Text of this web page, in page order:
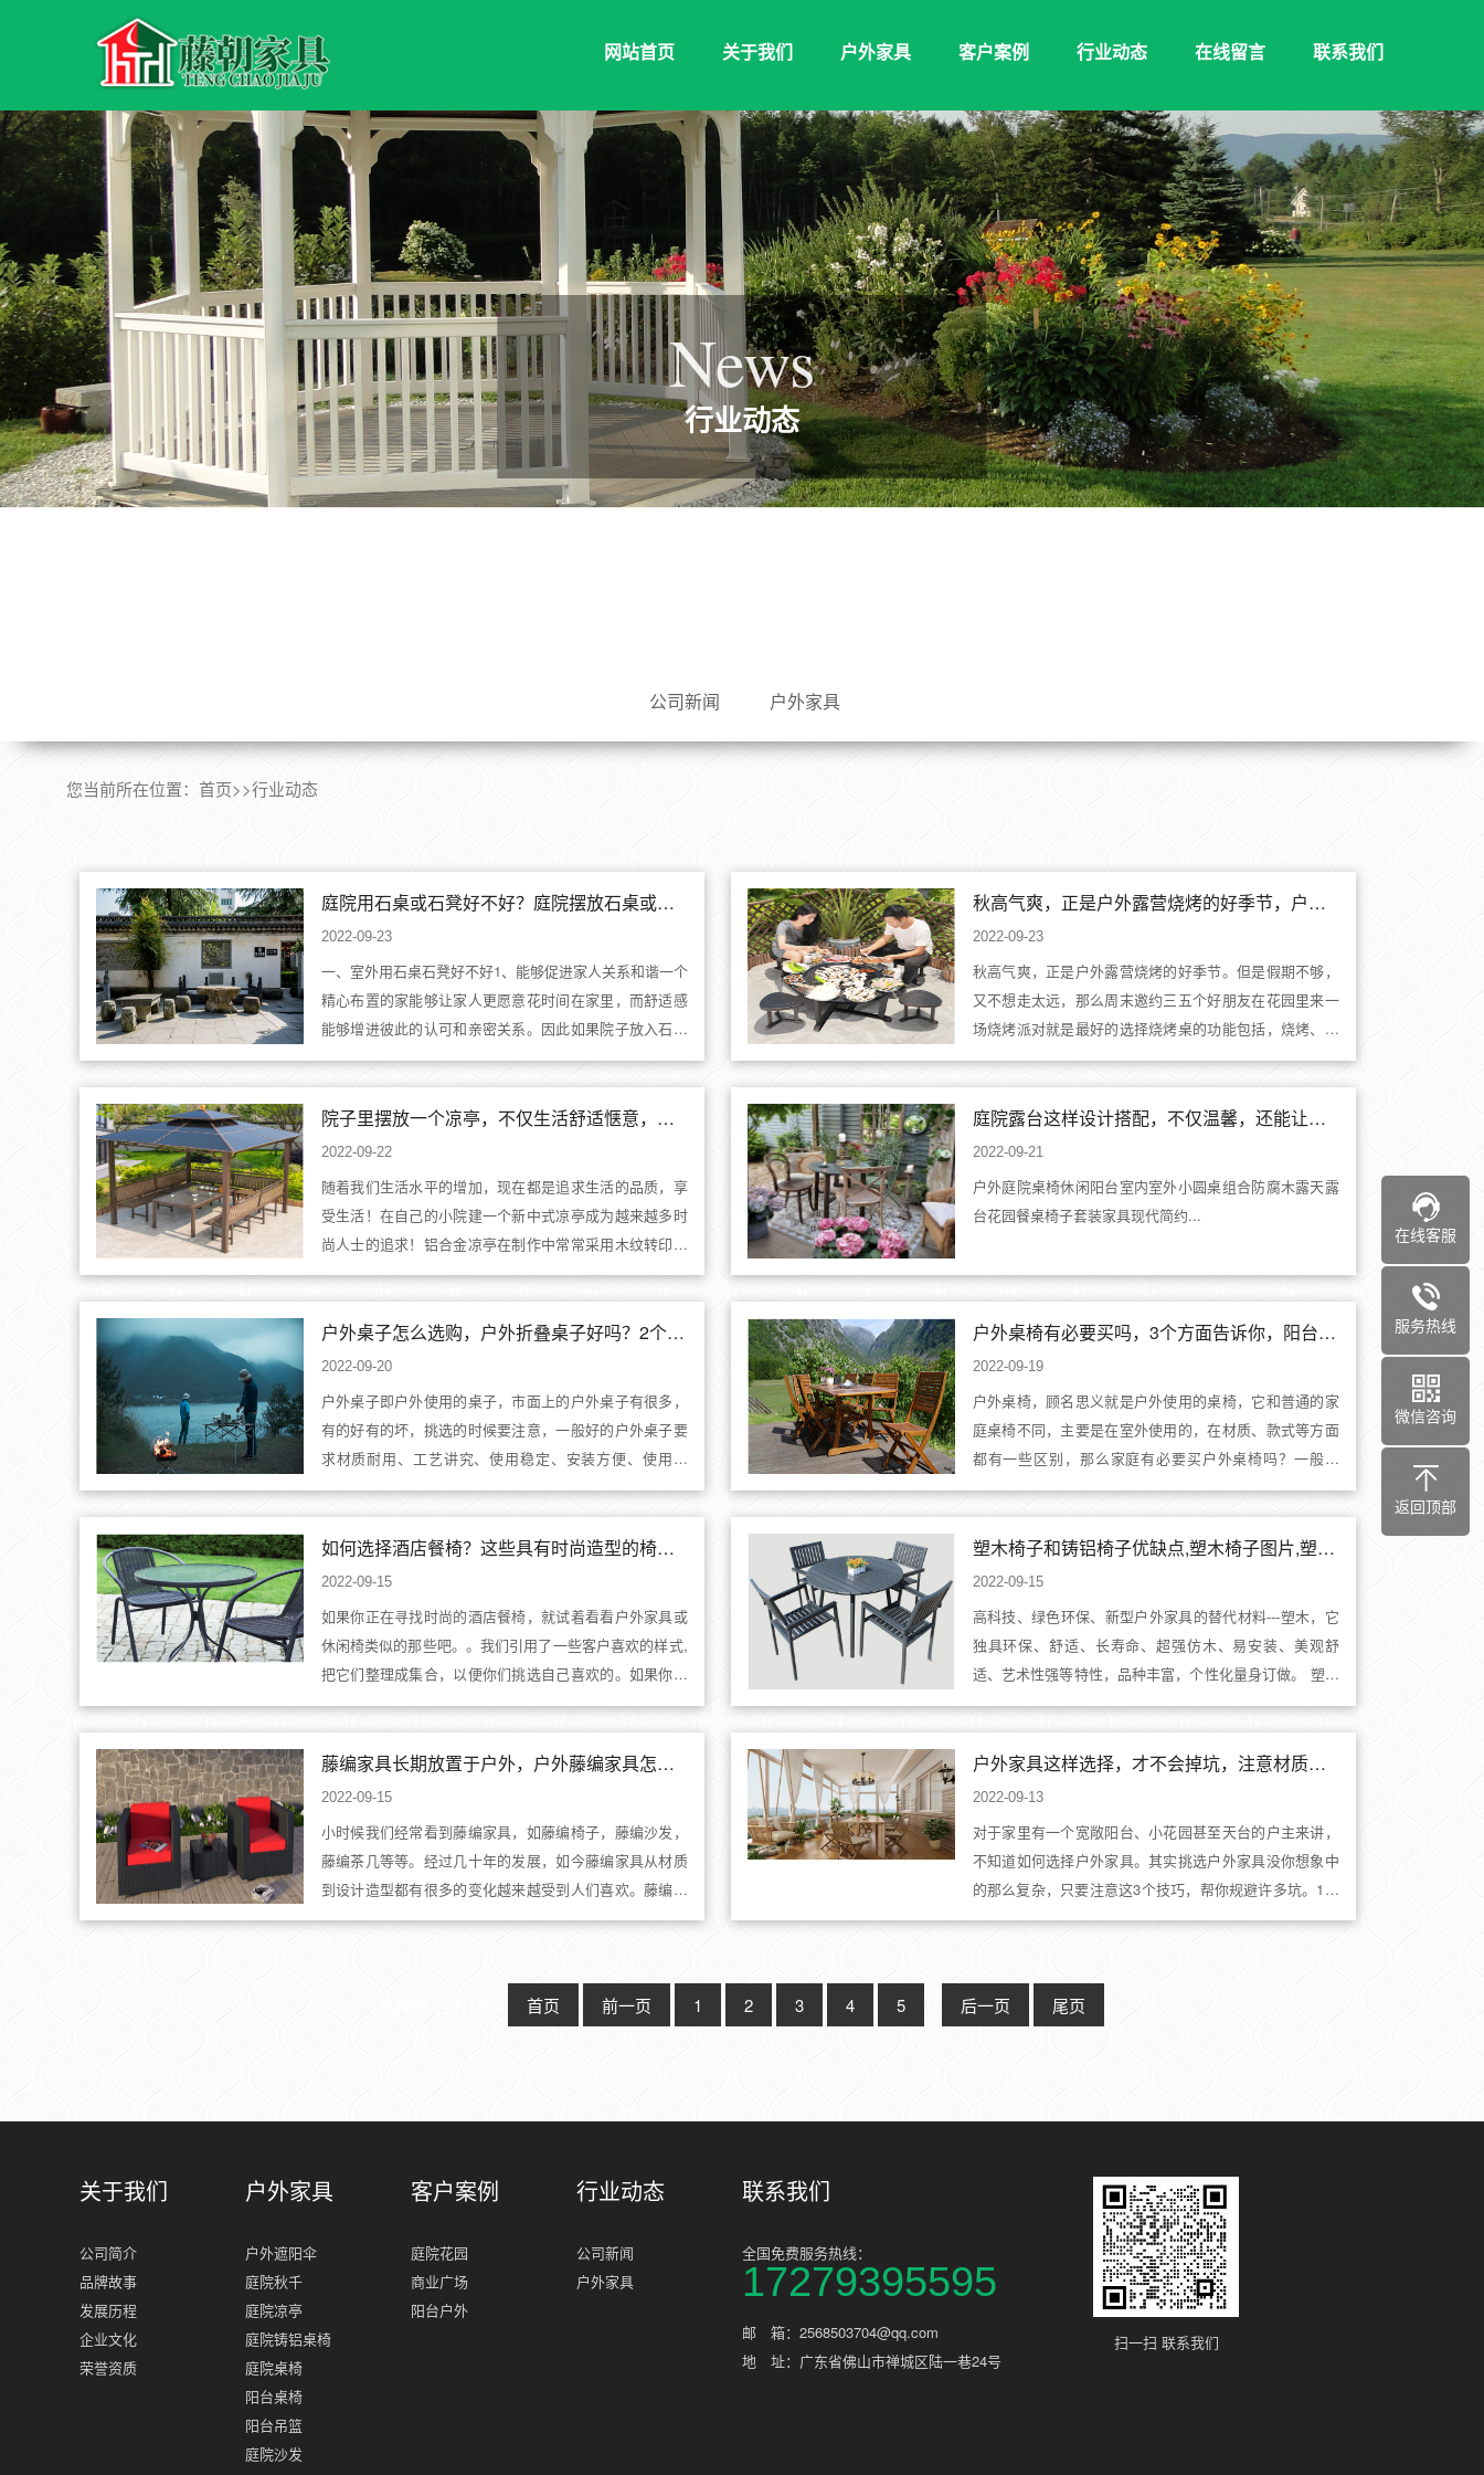
网站首页 关于我们 户外家具 客户案例 行业动态 在线留言 联系我们
News
行业动态
公司新闻 户外家具
您当前所在位置： 首页>>行业动态
庭院用石桌或石凳好不好？庭院摆放石桌或石凳的摆放风水讲究
2022-09-23
一、室外用石桌石凳好不好1、能够促进家人关系和谐一个
精心布置的家能够让家人更愿意花时间在家里，而舒适感
能够增进彼此的认可和亲密关系。因此如果院子放入石凳
石桌，布置成别有趣味的休息小景点，那么家人会有更多
的时间相处，也会坚固家庭的凝聚力。2、能够镇宅石凳石
桌是大型的石料，而且形似小山。在风水中有形似则神...
秋高气爽，正是户外露营烧烤的好季节，户外铸铝烧烤桌一桌多用
2022-09-23
秋高气爽，正是户外露营烧烤的好季节。但是假期不够，
又不想走太远，那么周末邀约三五个好朋友在花园里来一
场烧烤派对就是最好的选择烧烤桌的功能包括，烧烤、火
锅、取暖烤火，真正的实现了一桌多用的设计，约上三五
好友，在悠闲的午后，共享烧烤带来的乐趣，边游戏边吃
着亲手烤的食物，舒适惬意。功能一：放假时约上三五
好...
院子里摆放一个凉亭，不仅生活舒适惬意，还能增添格调
2022-09-22
随着我们生活水平的增加，现在都是追求生活的品质，享
受生活！在自己的小院建一个新中式凉亭成为越来越多时
尚人士的追求！铝合金凉亭在制作中常常采用木纹转印技
术植入仿木真图案充分与自然和谐相呼应，解决了木质凉
亭和铁艺凉亭所带来的易侵蚀、易生锈、易褪色等一系列
缺点。铝合金凉亭具有突出的耐腐蚀性、耐磨损、不易
变...
庭院露台这样设计搭配，不仅温馨，还能让庭院露台更有格调
2022-09-21
户外庭院桌椅休闲阳台室内室外小圆桌组合防腐木露天露
台花园餐桌椅子套装家具现代简约...
户外桌子怎么选购，户外折叠桌子好吗？2个户外桌子选购技巧
2022-09-20
户外桌子即户外使用的桌子，市面上的户外桌子有很多，
有的好有的坏，挑选的时候要注意，一般好的户外桌子要
求材质耐用、工艺讲究、使用稳定、安装方便、使用率
高、轻便易携、不占空间等。在购买户外桌子的时候，并
不是一定要买折叠式的，不过如果经常要带到户外去的
话，还是折叠式户外桌子更好一些。下面一起来了解一下
什么样的户外桌子好用吧。...
户外桌椅有必要买吗，3个方面告诉你，阳台桌椅如何选购
2022-09-19
户外桌椅，顾名思义就是户外使用的桌椅，它和普通的家
庭桌椅不同，主要是在室外使用的，在材质、款式等方面
都有一些区别，那么家庭有必要买户外桌椅吗？一般来
说，要不要买户外桌椅，主要看家庭的实际需求，以下两
种情况的家庭可以考虑购买户外桌椅：1、家里有院子的家
庭现在城市里的住的大多是商品房，不过如果是自建房或
者...
如何选择酒店餐椅？这些具有时尚造型的椅子，十分适合餐饮业
2022-09-15
如果你正在寻找时尚的酒店餐椅，就试着看看户外家具或
休闲椅类似的那些吧。。我们引用了一些客户喜欢的样式,
把它们整理成集合，以便你们挑选自己喜欢的。如果你们
没办法只挑出一种，没关系，因为每一种样式，无论混搭
或是成套，都会是了不起的、惊人的。休闲藤编椅是在休
闲椅上的进化。它运用天然的铝材和靓丽藤条的颜色，
坐...
塑木椅子和铸铝椅子优缺点,塑木椅子图片,塑木家具是什么材质的
2022-09-15
高科技、绿色环保、新型户外家具的替代材料---塑木，它
独具环保、舒适、长寿命、超强仿木、易安装、美观舒
适、艺术性强等特性，品种丰富，个性化量身订做。 塑木
即称仿木，表面有木质纹路，形似于真木，且使用寿命远
远大于真木，不会腐蚀褪色，更不会生虫。环保自然，表
面光滑，触感良好，经久耐用...
藤编家具长期放置于户外，户外藤编家具怎么保养？
2022-09-15
小时候我们经常看到藤编家具，如藤编椅子，藤编沙发，
藤编茶几等等。经过几十年的发展，如今藤编家具从材质
到设计造型都有很多的变化越来越受到人们喜欢。藤编家
具该如何打理保养呢?下面小编就为大家介绍一下。藤艺家
户外家具这样选择，才不会掉坑，注意材质和样式
2022-09-13
对于家里有一个宽敞阳台、小花园甚至天台的户主来讲，
不知道如何选择户外家具。其实挑选户外家具没你想象中
的那么复杂，只要注意这3个技巧，帮你规避许多坑。1、
注意整体风格见过太多人因为户外家具富有设计感而出手
风...
首页 前一页 1 2 3 4 5 后一页 尾页
关于我们
公司简介
品牌故事
发展历程
企业文化
荣誉资质
户外家具
户外遮阳伞
庭院秋千
庭院凉亭
庭院铸铝桌椅
庭院桌椅
阳台桌椅
阳台吊篮
庭院沙发
客户案例
庭院花园
商业广场
阳台户外
行业动态
公司新闻
户外家具
联系我们
全国免费服务热线：
17279395595
邮 箱：2568503704@qq.com
地 址：广东省佛山市禅城区陆一巷24号
扫一扫 联系我们
在线客服
服务热线
微信咨询
返回顶部